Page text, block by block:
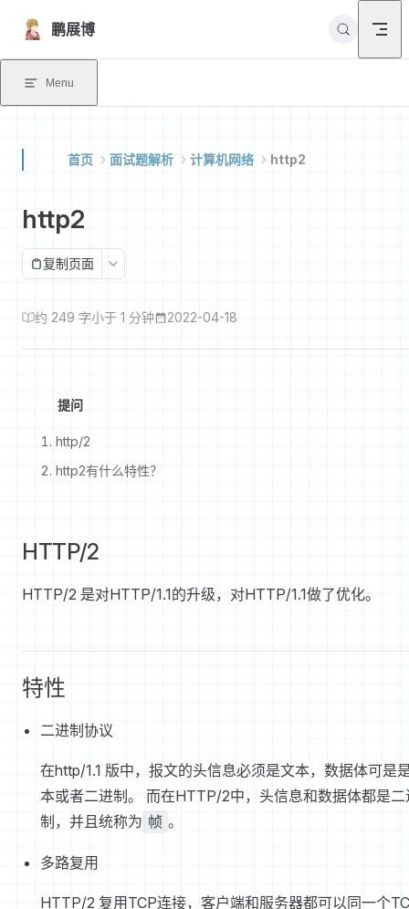
Skip to content
鹏展博
Menu
首页 面试题解析 计算机网络 http2
http2
复制页面
约 249 字小于 1 分钟 2022-04-18
提问
http/2
http2有什么特性？
HTTP/2
HTTP/2 是对HTTP/1.1的升级，对HTTP/1.1做了优化。
特性
二进制协议
在http/1.1 版中，报文的头信息必须是文本，数据体可是
本或者二进制。 而在HTTP/2中，头信息和数据体都是二
制，并且统称为 帧 。
多路复用
HTTP/2 复用TCP连接，客户端和服务器都可以同一个